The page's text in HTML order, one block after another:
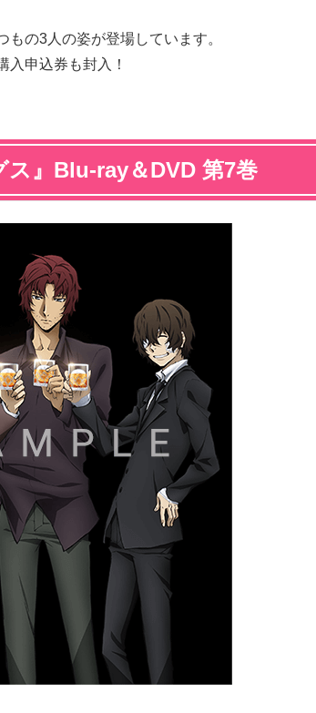
もの3人の姿が登場しています。
入申込券も封入！
ス』Blu-ray＆DVD 第7巻